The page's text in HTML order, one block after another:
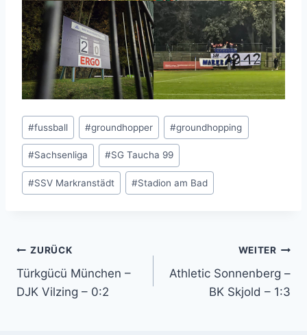
Schlagworte:
#fussball #groundhopper #groundhopping
#Sachsenliga #SG Taucha 99
#SSV Markranstädt #Stadion am Bad
Beitragsnavigation
ZURÜCK
Türkgücü München –
DJK Vilzing – 0:2
WEITER
Athletic Sonnenberg –
BK Skjold – 1:3